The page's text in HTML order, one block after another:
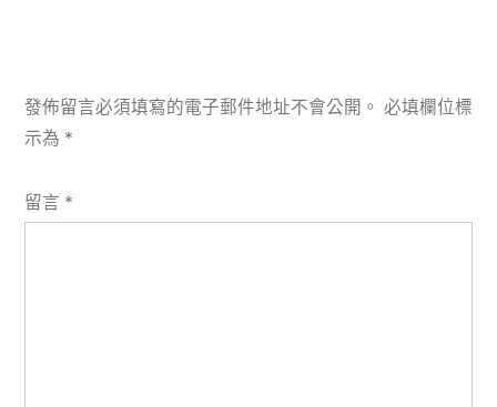
發佈留言必須填寫的電子郵件地址不會公開。 必填欄位標
示為 *
留言 *